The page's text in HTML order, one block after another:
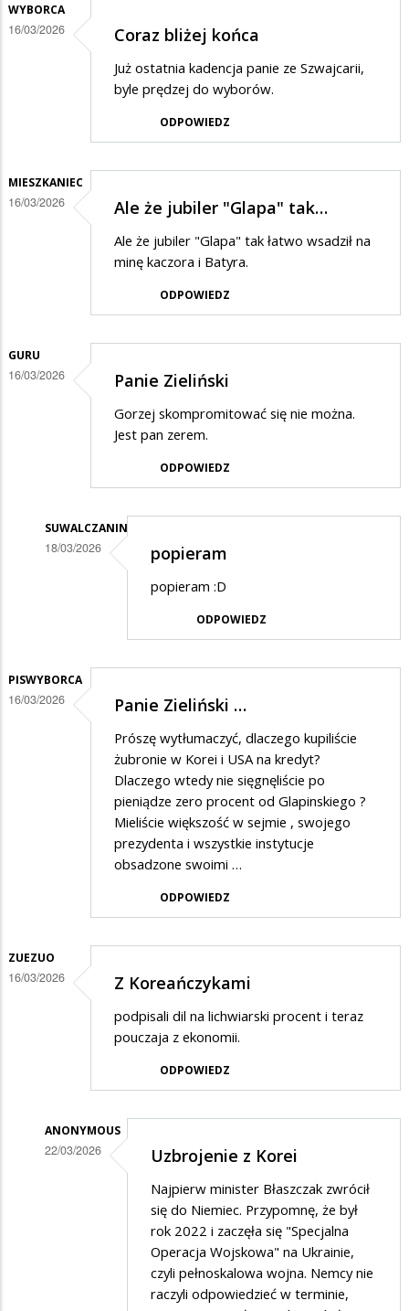
WYBORCA
16/03/2026 Coraz bliżej końca
Już ostatnia kadencja panie ze Szwajcarii,
byle prędzej do wyborów.
ODPOWIEDZ
MIESZKANIEC
16/03/2026 Ale że jubiler "Glapa" tak…
Ale że jubiler "Glapa" tak łatwo wsadził na
minę kaczora i Batyra.
ODPOWIEDZ
GURU
16/03/2026 Panie Zieliński
Gorzej skompromitować się nie można.
Jest pan zerem.
ODPOWIEDZ
SUWALCZANIN
18/03/2026
odpowiedzi
na
popieram
popieram :D
ODPOWIEDZ
PISWYBORCA
16/03/2026 Panie Zieliński …
Prószę wytłumaczyć, dlaczego kupiliście
żubronie w Korei i USA na kredyt?
Dlaczego wtedy nie sięgnęliście po
pieniądze zero procent od Glapinskiego ?
Mieliście większość w sejmie , swojego
prezydenta i wszystkie instytucje
obsadzone swoimi …
ODPOWIEDZ
ZUEZUO
16/03/2026 Z Koreańczykami
podpisali dil na lichwiarski procent i teraz
pouczaja z ekonomii.
ODPOWIEDZ
ANONYMOUS
22/03/2026 Uzbrojenie z Korei
Najpierw minister Błaszczak zwrócił
się do Niemiec. Przypomnę, że był
rok 2022 i zaczęła się "Specjalna
Operacja Wojskowa" na Ukrainie,
czyli pełnoskalowa wojna. Nemcy nie
raczyli odpowiedzieć w terminie,